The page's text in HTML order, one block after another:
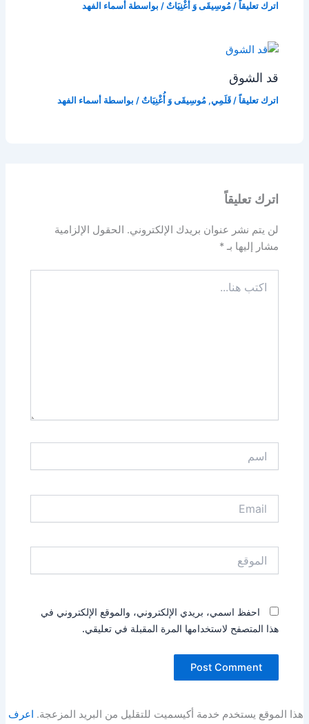
اترك تعليقاً /مُوسِيقَى وَ أُغْنِيَاتٌ / بواسطة أسماء الفهد
قد الشوق
اترك تعليقاً /قَلَمِي,مُوسِيقَى وَ أُغْنِيَاتٌ / بواسطة أسماء الفهد
اترك تعليقاً
لن يتم نشر عنوان بريدك الإلكتروني.
الحقول الإلزامية
مشار إليها بـ*
هنا...
احفظ اسمي، بريدي الإلكتروني، والموقع الإلكتروني في
هذا المتصفح لاستخدامها المرة المقبلة في تعليقي.
هذا الموقع يستخدم خدمة أكيسميت للتقليل من البريد المزعجة. اعرف